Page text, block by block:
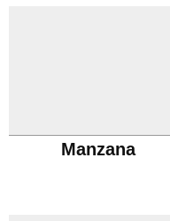
Manzana